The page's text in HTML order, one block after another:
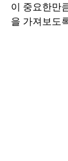
이 중요한만
을 가져보도